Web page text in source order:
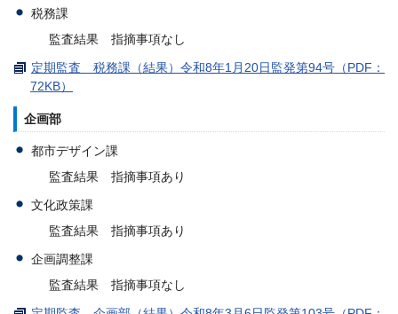
税務課
監査結果 指摘事項なし
定期監査 税務課（結果）令和8年1月20日監発第94号（PDF：
72KB）
企画部
都市デザイン課
監査結果 指摘事項あり
文化政策課
監査結果 指摘事項あり
企画調整課
監査結果 指摘事項なし